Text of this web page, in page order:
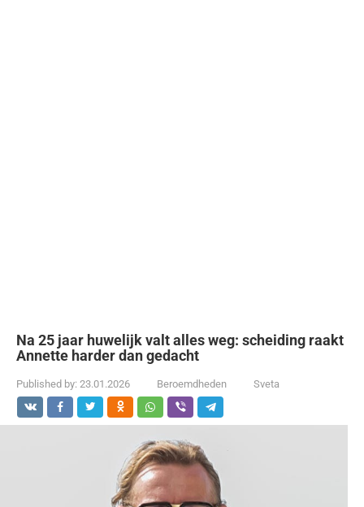
Na 25 jaar huwelijk valt alles weg: scheiding raakt
Annette harder dan gedacht
Published by: 23.01.2026 Beroemdheden Sveta